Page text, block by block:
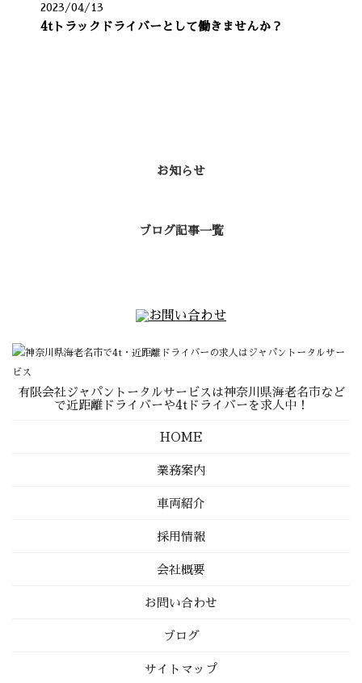
2023/04/13
4tトラックドライバーとして働きませんか？
お知らせ
ブログ記事一覧
有限会社ジャパントータルサービスは神奈川県海老名市など
で近距離ドライバーや4tドライバーを求人中！
HOME
業務案内
車両紹介
採用情報
会社概要
お問い合わせ
ブログ
サイトマップ